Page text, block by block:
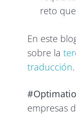
reto
En este
sobre la
traducción.
empresas